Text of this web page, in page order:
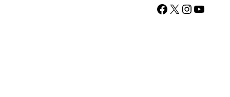
Facebook
X Instagram